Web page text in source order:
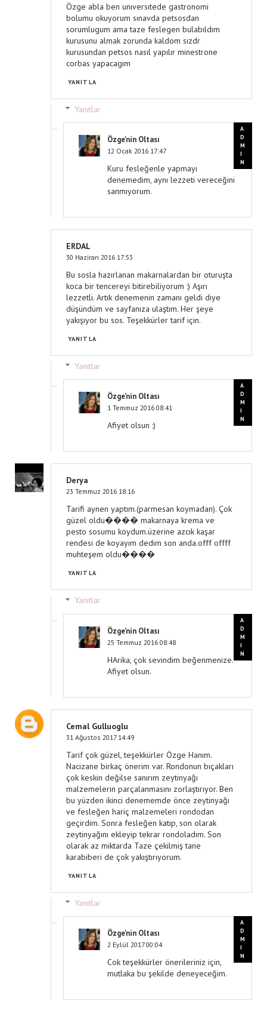
Özge abla ben unıversıtede gastronomi
bolumu okuyorum sınavda petsosdan
sorumlugum ama taze feslegen bulabıldım
kurusunu almak zorunda kaldom sızdr
kurusundan petsos nasıl yapılır minestrone
corbas yapacagım
YANITLA
Yanıtlar
Özge'nin Oltası
12 Ocak 2016 17:47
Kuru fesleğenle yapmayı
denemedim, aynı lezzeti vereceğini
sanmıyorum.
ERDAL
30 Haziran 2016 17:53
Bu sosla hazırlanan makarnalardan bir oturuşta
koca bir tencereyi bitirebiliyorum :) Aşırı
lezzetli. Artık denemenin zamanı geldi diye
düşündüm ve sayfanıza ulaştım. Her şeye
yakışıyor bu sos. Teşekkürler tarif için.
YANITLA
Yanıtlar
Özge'nin Oltası
1 Temmuz 2016 08:41
Afiyet olsun :)
Derya
23 Temmuz 2016 18:16
Tarifi aynen yaptım.(parmesan koymadan). Çok
güzel oldu���� makarnaya krema ve
pesto sosumu koydum.üzerine azcık kaşar
rendesi de koyayım dedim son anda.offf offff
muhteşem oldu����
YANITLA
Yanıtlar
Özge'nin Oltası
25 Temmuz 2016 08:48
HArika, çok sevindim beğenmenize.
Afiyet olsun.
Cemal Gulluoglu
31 Ağustos 2017 14:49
Tarif çok güzel, teşekkürler Özge Hanım.
Nacizane birkaç önerim var. Rondonun bıçakları
çok keskin değilse sanırım zeytinyağı
malzemelerin parçalanmasını zorlaştırıyor. Ben
bu yüzden ikinci denememde önce zeytinyağı
ve fesleğen hariç malzemeleri rondodan
geçirdim. Sonra fesleğen katıp, son olarak
zeytinyağını ekleyip tekrar rondoladım. Son
olarak az miktarda Taze çekilmiş tane
karabiberi de çok yakıştırıyorum.
YANITLA
Yanıtlar
Özge'nin Oltası
2 Eylül 2017 00:04
Cok teşekkürler önerileriniz için,
mutlaka bu şekilde deneyeceğim.